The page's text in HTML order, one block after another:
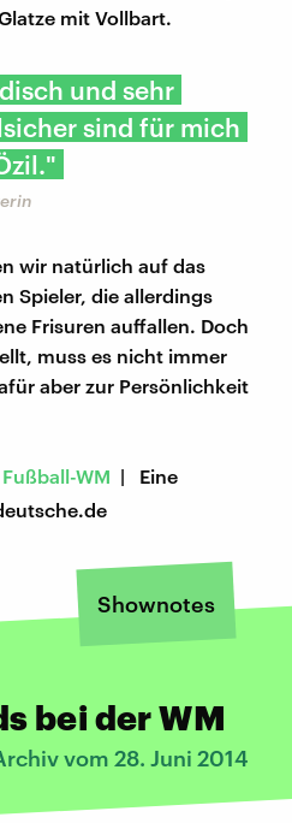
mit Vollbart.
und sehr
sind für mich
wir natürlich auf das
Spieler, die allerdings
Frisuren auffallen. Doch
muss es nicht immer
aber zur Persönlichkeit
WM | Eine
Shownotes
bei der WM
vom 28. Juni 2014